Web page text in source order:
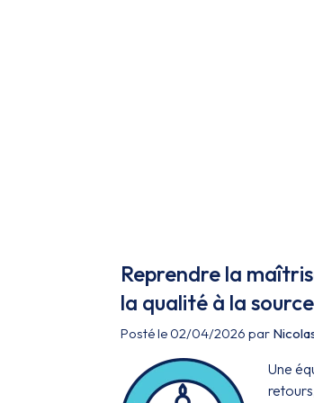
Reprendre la
la qualité à la source
Posté le 02/04/2026 par
Une